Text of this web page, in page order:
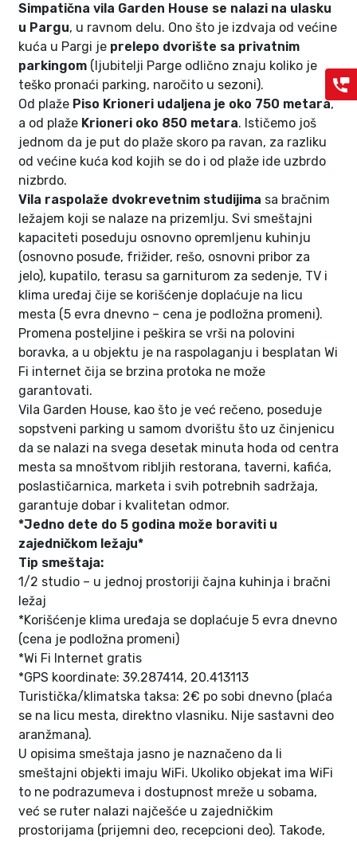
Simpatična vila Garden House se nalazi na ulasku
u Pargu, u ravnom delu. Ono što je izdvaja od većine
kuća u Pargi je prelepo dvorište sa privatnim
parkingom (ljubitelji Parge odlično znaju koliko je
teško pronaći parking, naročito u sezoni).
Od plaže Piso Krioneri udaljena je oko 750 metara,
a od plaže Krioneri oko 850 metara. Ističemo još
jednom da je put do plaže skoro pa ravan, za razliku
od većine kuća kod kojih se do i od plaže ide uzbrdo
nizbrdo.
Vila raspolaže dvokrevetnim studijima sa bračnim
ležajem koji se nalaze na prizemlju. Svi smeštajni
kapaciteti poseduju osnovno opremljenu kuhinju
(osnovno posuđe, frižider, rešo, osnovni pribor za
jelo), kupatilo, terasu sa garniturom za sedenje, TV i
klima uređaj čije se korišćenje doplaćuje na licu
mesta (5 evra dnevno – cena je podložna promeni).
Promena posteljine i peškira se vrši na polovini
boravka, a u objektu je na raspolaganju i besplatan Wi
Fi internet čija se brzina protoka ne može
garantovati.
Vila Garden House, kao što je već rečeno, poseduje
sopstveni parking u samom dvorištu što uz činjenicu
da se nalazi na svega desetak minuta hoda od centra
mesta sa mnoštvom ribljih restorana, taverni, kafića,
poslastičarnica, marketa i svih potrebnih sadržaja,
garantuje dobar i kvalitetan odmor.
*Jedno dete do 5 godina može boraviti u
zajedničkom ležaju*
Tip smeštaja:
1/2 studio – u jednoj prostoriji čajna kuhinja i bračni
ležaj
*Korišćenje klima uređaja se doplaćuje 5 evra dnevno
(cena je podložna promeni)
*Wi Fi Internet gratis
*GPS koordinate: 39.287414, 20.413113
Turistička/klimatska taksa: 2€ po sobi dnevno (plaća
se na licu mesta, direktno vlasniku. Nije sastavni deo
aranžmana).
U opisima smeštaja jasno je naznačeno da li
smeštajni objekti imaju WiFi. Ukoliko objekat ima WiFi
to ne podrazumeva i dostupnost mreže u sobama,
već se ruter nalazi najčešće u zajedničkim
prostorijama (prijemni deo, recepcioni deo). Takođe,